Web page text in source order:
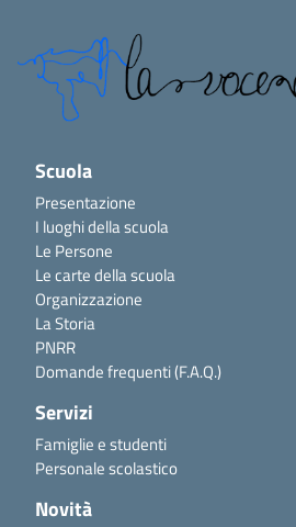
Scuola
Presentazione
I luoghi della scuola
Le Persone
Le carte della scuola
Organizzazione
La Storia
PNRR
Domande frequenti (F.A.Q.)
Servizi
Famiglie e studenti
Personale scolastico
Novità